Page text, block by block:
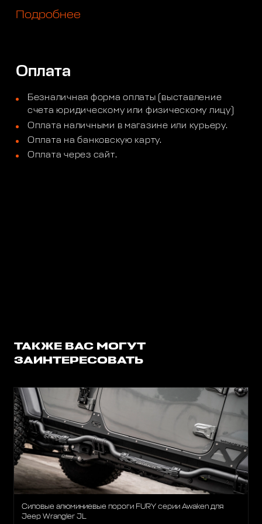
Подробнее
Оплата
Безналичная форма оплаты (выставление
счета юридическому или физическому лицу)
Оплата наличными в магазине или курьеру.
Оплата на банковскую карту.
Оплата через сайт.
ТАКЖЕ ВАС МОГУТ
ЗАИНТЕРЕСОВАТЬ
Силовые алюминиевые пороги FURY серии Awaken для
Jeep Wrangler JL